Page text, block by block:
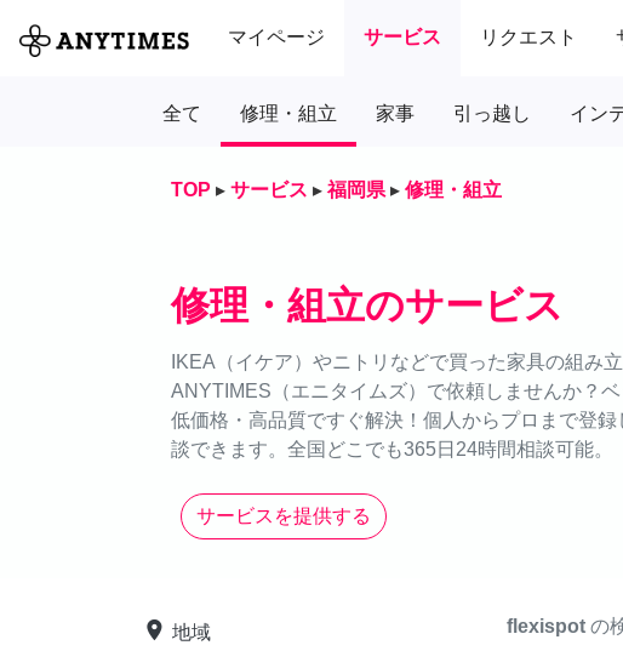
マイページ サービス リクエスト
全て 修理・組立 家事 引っ越し イン
TOP ▸ サービス ▸ 福岡県 ▸ 修理・組立
修理・組立のサービス
IKEA（イケア）やニトリなどで買った家具の組み
ANYTIMES（エニタイムズ）で依頼しませんか？
低価格・高品質ですぐ解決！個人からプロまで登
談できます。全国どこでも365日24時間相談可能。
サービスを提供する
place 地域 flexispot の